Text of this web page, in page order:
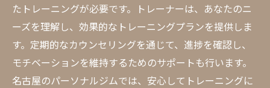
たトレーニングが必要です。トレーナーは、あなたのニ
ーズを理解し、効果的なトレーニングプランを提供しま
す。定期的なカウンセリングを通じて、進捗を確認し、
モチベーションを維持するためのサポートも行います。
名古屋のパーソナルジムでは、安心してトレーニングに